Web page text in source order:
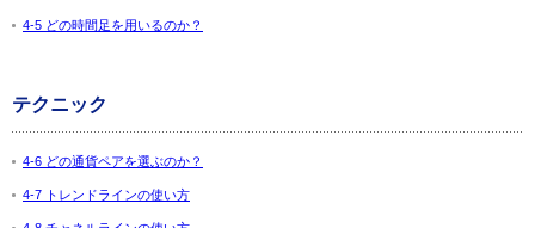
4-5 どの時間足を用いるのか？
テクニック
4-6 どの通貨ペアを選ぶのか？
4-7 トレンドラインの使い方